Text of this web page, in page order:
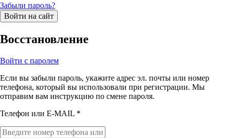
Забыли пароль?
Войти на сайт
Восстановление
Войти с паролем
Если вы забыли пароль, укажите адрес эл. почты или номер
телефона, который вы использовали при регистрации. Мы
отправим вам инструкцию по смене пароля.
Телефон или E-MAIL *